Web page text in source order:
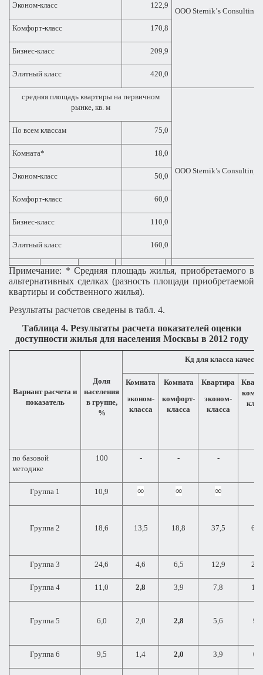
ООО Sternik’s Consulting
Эконом-класс 122,9
Комфорт-класс 170,8
Бизнес-класс 209,9
Элитный класс 420,0
средняя площадь квартиры на первичном
рынке, кв. м
ООО Sternik’s Consulting
По всем классам 75,0
Комната* 18,0
Эконом-класс 50,0
Комфорт-класс 60,0
Бизнес-класс 110,0
Элитный класс 160,0
Примечание: * Средняя площадь жилья, приобретаемого в
альтернативных сделках (разность площади приобретаемой
квартиры и собственного жилья).
Результаты расчетов сведены в табл. 4.
Таблица 4. Результаты расчета показателей оценки
доступности жилья для населения Москвы в 2012 году
Вариант расчета и
показатель
Доля
населения
в группе,
%
Кд для класса
Комната
эконом-
класса
Комната
комфорт-
класса
Квартира
эконом-
класса
по базовой
методике
100 - - -
Группа 1 10,9 ∞ ∞ ∞
Группа 2 18,6 13,5 18,8 37,5
Группа 3 24,6 4,6 6,5 12,9
Группа 4 11,0 2,8 3,9 7,8
Группа 5 6,0 2,0 2,8 5,6 9,3
Группа 6 9,5 1,4 2,0 3,9 6,5